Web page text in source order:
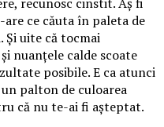
ce căuta în paleta de
Și uite că tocmai
nuanțele calde scoate
posibile. E ca atunci
palton de culoarea
că nu te-ai fi așteptat.